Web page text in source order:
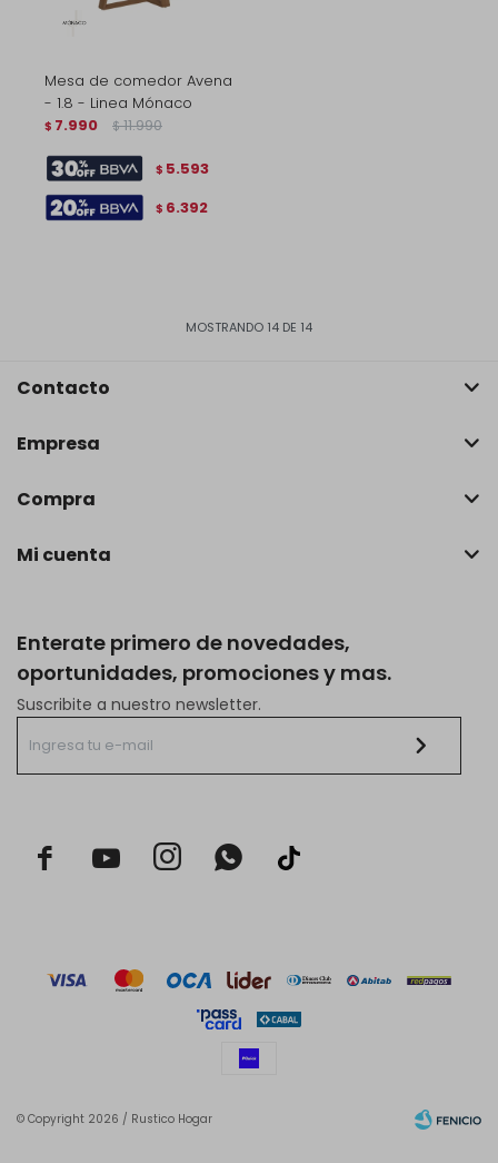
Mesa de comedor Avena
- 1.8 - Linea Mónaco
$ 7.990 $ 11.990
$ 5.593
$ 6.392
MOSTRANDO 14 DE 14
Enterate primero de novedades,
oportunidades, promociones y mas.
Suscribite a nuestro newsletter.
  
Contacto
Empresa
Compra
Mi cuenta
© Copyright 2026 / Rustico Hogar